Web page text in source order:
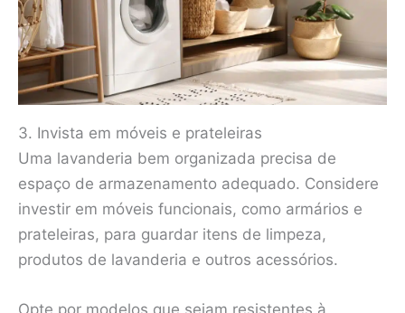
3. Invista em móveis e prateleiras
Uma lavanderia bem organizada precisa de
espaço de armazenamento adequado. Considere
investir em móveis funcionais, como armários e
prateleiras, para guardar itens de limpeza,
produtos de lavanderia e outros acessórios.